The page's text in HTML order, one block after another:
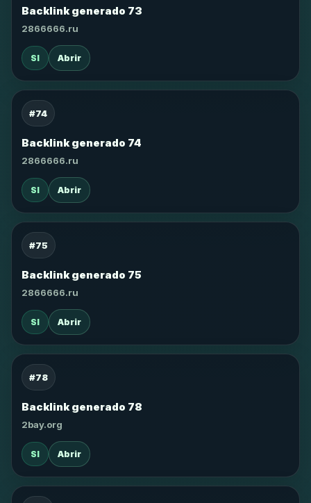
Backlink generado 73
2866666.ru
SI Abrir
#74
Backlink generado 74
2866666.ru
SI Abrir
#75
Backlink generado 75
2866666.ru
SI Abrir
#78
Backlink generado 78
2bay.org
SI Abrir